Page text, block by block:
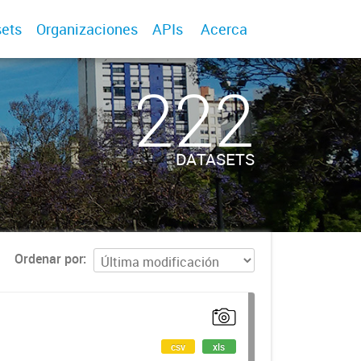
Organizaciones APIs Acerca
222
DATASETS
Ordenar por
csv xls